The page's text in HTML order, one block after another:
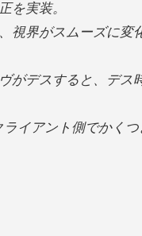
を実装。
視界がスムーズに
がデスすると、デス
イアント側でかく